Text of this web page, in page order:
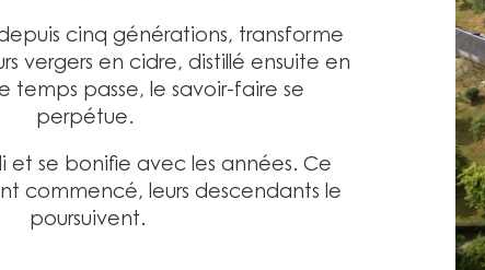
cinq générations, transforme
vergers en cidre, distillé ensuite en
temps passe, le savoir-faire se
perpétue.
et se bonifie avec les années. Ce
commencé, leurs descendants le
poursuivent.